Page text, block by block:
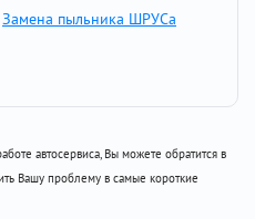
Замена пыльника ШРУСа
автосервиса, Вы можете обратится в
Вашу проблему в самые короткие